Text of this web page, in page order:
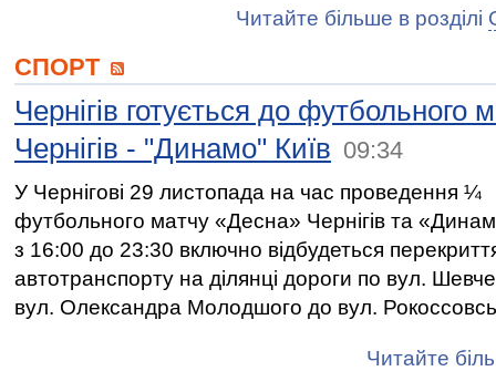
Читайте більше в розділі
СПОРТ
Чернігів готується до футбольного
Чернігів - "Динамо" Київ 09:34
У Чернігові 29 листопада на час проведення ¼
футбольного матчу «Десна» Чернігів та
з 16:00 до 23:30 включно відбудеться
автотранспорту на ділянці дороги по вул.
вул. Олександра Молодшого до вул.
Читайте